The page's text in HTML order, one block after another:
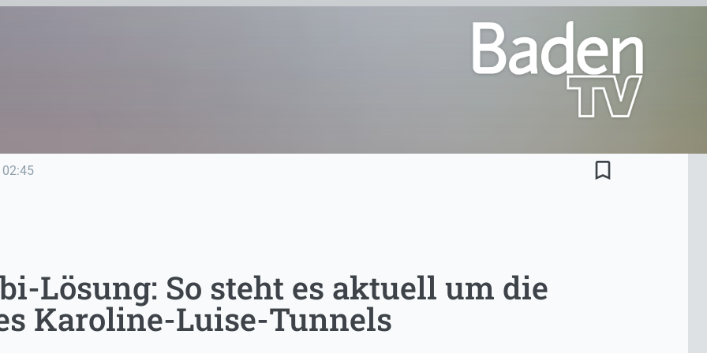
02:45 bookmark_border
Lösung: So steht es aktuell um die
Karoline-Luise-Tunnels